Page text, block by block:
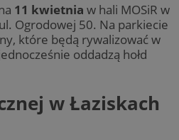
11 kwietnia w hali MOSiR w
Ogrodowej 50. Na parkiecie
które będą rywalizować w
oddadzą hołd
w Łaziskach